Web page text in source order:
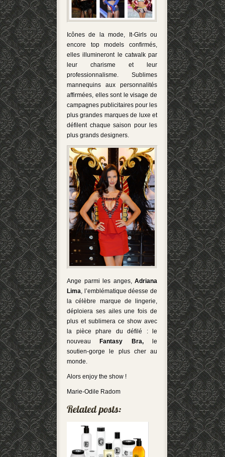
Icônes de la mode, It-Girls ou
encore top models confirmés,
elles illumineront le catwalk par
leur charisme et leur
professionnalisme. Sublimes
mannequins aux personnalités
affirmées, elles sont le visage de
campagnes publicitaires pour les
plus grandes marques de luxe et
défilent chaque saison pour les
plus grands designers.
Ange parmi les anges, Adriana
Lima , l’emblématique déesse de
la célèbre marque de lingerie,
déploiera ses ailes une fois de
plus et sublimera ce show avec
la pièce phare du défilé : le
nouveauFantasy Bra,le
soutien-gorge le plus cher au
monde.
Alors enjoy the show !
Marie-Odile Radom